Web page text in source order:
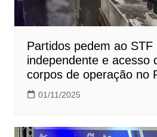
Partidos pedem ao STF
independente e acesso
corpos de operação no
01/11/2025